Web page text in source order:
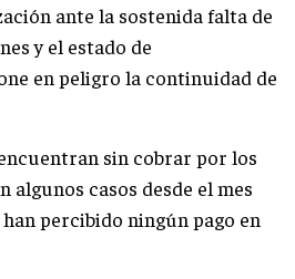
ante la sostenida falta de
y el estado de
en peligro la continuidad de
sin cobrar por los
algunos casos desde el mes
percibido ningún pago en